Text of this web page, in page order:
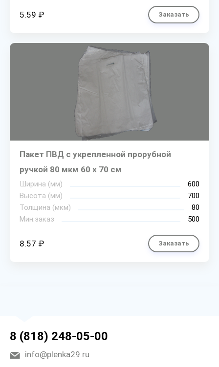
5.59 ₽ Заказать
Пакет ПВД с укрепленной прорубной
ручкой 80 мкм 60 х 70 см
Ширина (мм)
600
Высота (мм)
700
Толщина (мкм)
80
Мин.заказ
500
8.57 ₽ Заказать
8 (818) 248-05-00
info@plenka29.ru